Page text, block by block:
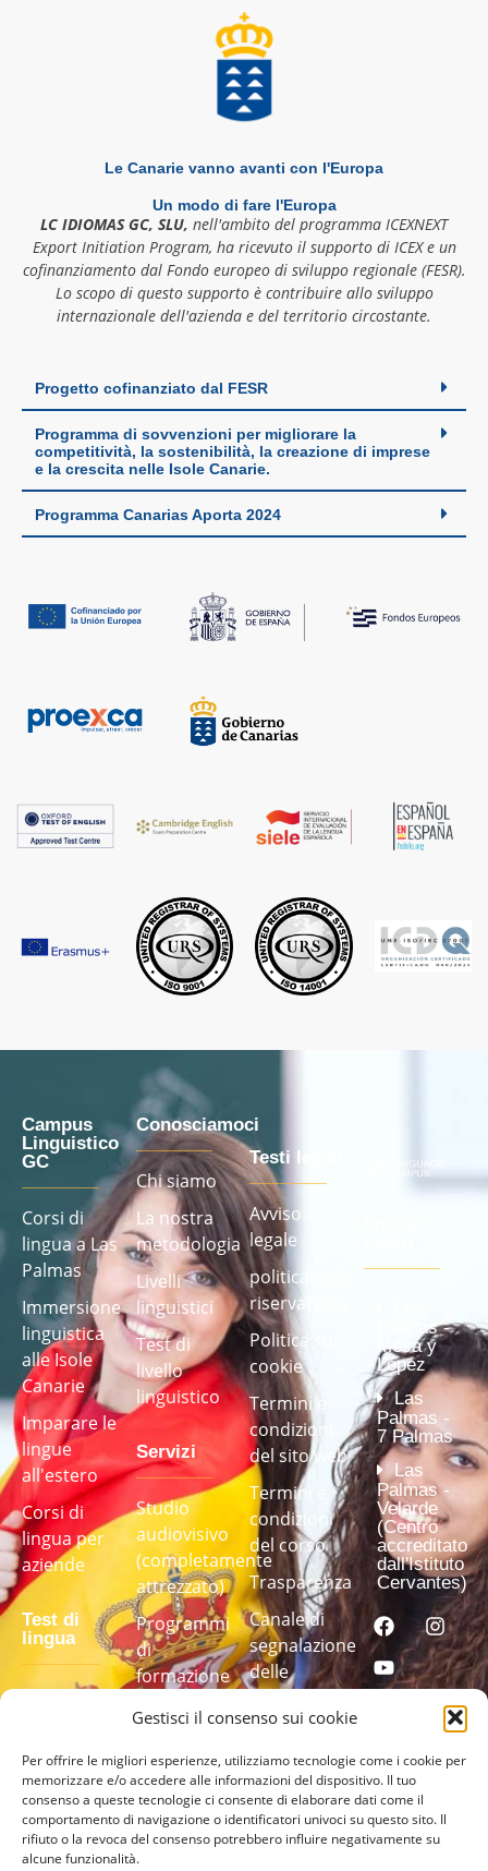
Gestisci il consenso sui cookie
Per offrire le migliori esperienze, utilizziamo tecnologie come i cookie per
memorizzare e/o accedere alle informazioni del dispositivo. Il tuo
consenso a queste tecnologie ci consente di elaborare dati come il
comportamento di navigazione o identificatori univoci su questo sito. Il
rifiuto o la revoca del consenso potrebbero influire negativamente su
alcune funzionalità.
Le Canarie vanno avanti con l'Europa
Un modo di fare l'Europa
LC IDIOMAS GC, SLU, nell'ambito del programma ICEXNEXT
Export Initiation Program, ha ricevuto il supporto di ICEX e un
cofinanziamento dal Fondo europeo di sviluppo regionale (FESR).
Lo scopo di questo supporto è contribuire allo sviluppo
internazionale dell'azienda e del territorio circostante.
Progetto cofinanziato dal FESR
Programma di sovvenzioni per migliorare la
competitività, la sostenibilità, la creazione di imprese
e la crescita nelle Isole Canarie.
Programma Canarias Aporta 2024
Campus
Linguistico
GC
Corsi di
lingua a Las
Palmas
Immersione
linguistica
alle Isole
Canarie
Imparare le
lingue
all'estero
Corsi di
lingua per
aziende
Test di
lingua
lingua per
scoprire il
tuo livello
FAI IL
Conosciamoci
Chi siamo
La nostra
metodologia
Livelli
linguistici
Test di
livello
linguistico
Servizi
Studio
audiovisivo
(completamente
attrezzato)
Programmi
di
formazione
su misura
Testi legali
Avviso
legale
politica sulla
riservatezza
Politica sui
cookie
Termini e
condizioni
del sito web
Termini e
condizioni
del corso
Trasparenza
Canale di
segnalazione
delle
Palmas -
Mesa y
López
Las
Palmas -
7 Palmas
Las
Palmas -
Velarde
(Centro
accreditato
dall'Istituto
Cervantes)